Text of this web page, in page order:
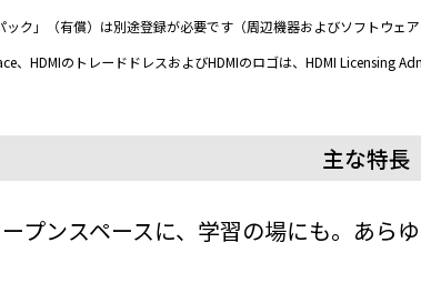
ク」（有償）は別途登録が必要です（周辺機器およびソフトウェ
、HDMIのトレードドレスおよびHDMIのロゴは、HDMI Licensing
主な特長
プンスペースに、学習の場にも。あら